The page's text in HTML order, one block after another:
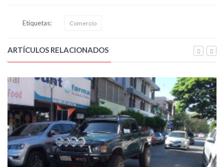
Etiquetas: Comercio
ARTÍCULOS RELACIONADOS